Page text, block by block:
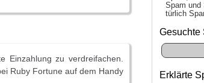
Einzahlung zu verdreifachen.
Ruby Fortune auf dem Handy
Spam und
tür­lich
Gesuchte
Erklärte